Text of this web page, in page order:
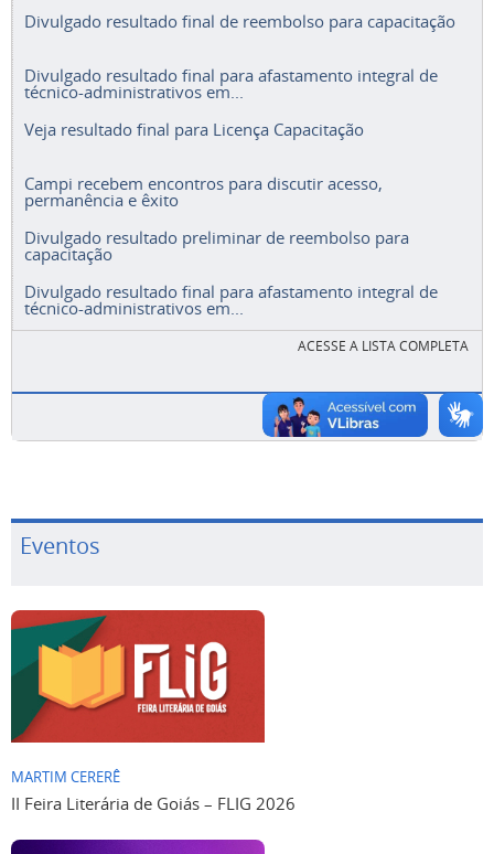
Divulgado resultado final de reembolso para capacitação
Divulgado resultado final para afastamento integral de
técnico-administrativos em...
Veja resultado final para Licença Capacitação
Campi recebem encontros para discutir acesso,
permanência e êxito
Divulgado resultado preliminar de reembolso para
capacitação
Divulgado resultado final para afastamento integral de
técnico-administrativos em...
ACESSE A LISTA COMPLETA
Eventos
MARTIM CERERÊ
II Feira Literária de Goiás – FLIG 2026